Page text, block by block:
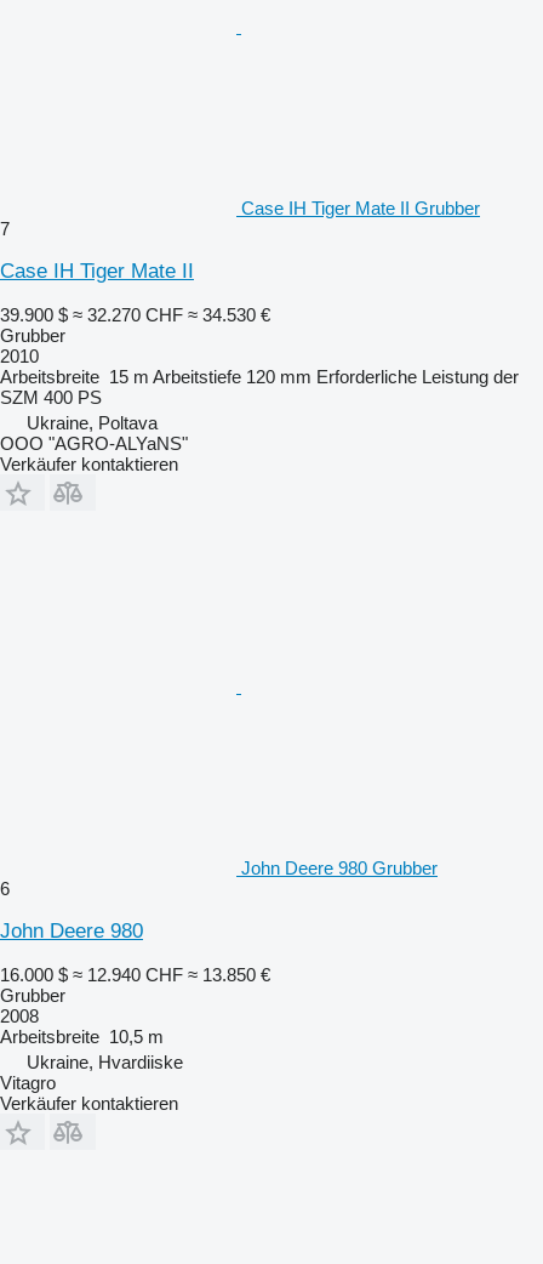
Case IH Tiger Mate II Grubber
7
Case IH Tiger Mate II
39.900 $ ≈ 32.270 CHF ≈ 34.530 €
Grubber
2010
Arbeitsbreite 15 m Arbeitstiefe 120 mm Erforderliche Leistung der
SZM 400 PS
Ukraine, Poltava
OOO "AGRO-ALYaNS"
Verkäufer kontaktieren
John Deere 980 Grubber
6
John Deere 980
16.000 $ ≈ 12.940 CHF ≈ 13.850 €
Grubber
2008
Arbeitsbreite 10,5 m
Ukraine, Hvardiiske
Vitagro
Verkäufer kontaktieren